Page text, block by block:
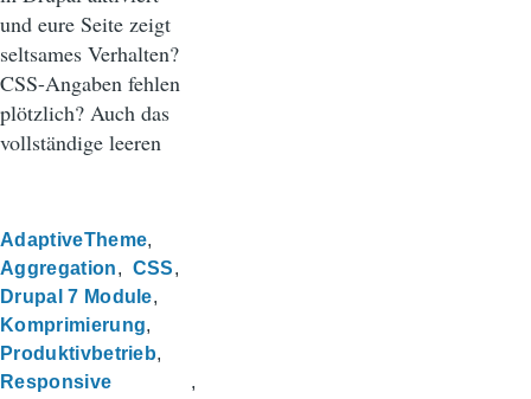
und eure Seite zeigt
seltsames Verhalten?
CSS-Angaben fehlen
plötzlich? Auch das
vollständige leeren
AdaptiveTheme
Aggregation
CSS
Drupal 7 Module
Komprimierung
Produktivbetrieb
Responsive